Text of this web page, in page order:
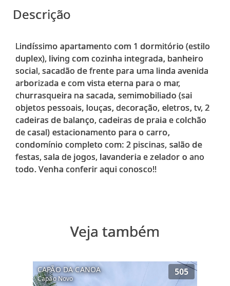
Descrição
Lindíssimo apartamento com 1 dormitório (estilo
duplex), living com cozinha integrada, banheiro
social, sacadão de frente para uma linda avenida
arborizada e com vista eterna para o mar,
churrasqueira na sacada, semimobiliado (sai
objetos pessoais, louças, decoração, eletros, tv, 2
cadeiras de balanço, cadeiras de praia e colchão
de casal) estacionamento para o carro,
condomínio completo com: 2 piscinas, salão de
festas, sala de jogos, lavanderia e zelador o ano
Veja também
CAPÃO DA CANOA
Capão Novo
505